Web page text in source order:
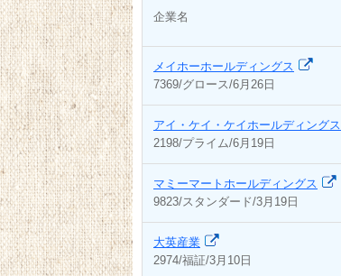
企業名
メイホーホールディングス
7369/グロース/6月26日
アイ・ケイ・ケイホールディングス
2198/プライム/6月19日
マミーマートホールディングス
9823/スタンダード/3月19日
大英産業
2974/福証/3月10日